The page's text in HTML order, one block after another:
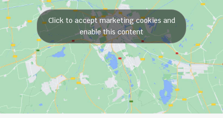
Click to accept marketing cookies and
enable this content